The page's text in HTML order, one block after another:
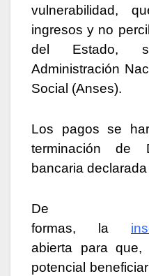
vulnerabilidad,
ingresos y no
del Estado,
Administración
Social (Anses).
Los pagos se
terminación
bancaria
De
formas, la
abierta para
potencial